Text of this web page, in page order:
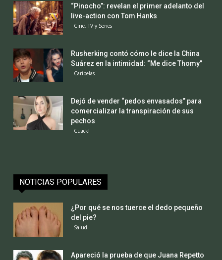
“Pinocho”: revelan el primer adelanto del
live-action con Tom Hanks
Cine, TV y Series
Rusherking contó cómo le dice la China
Suárez en la intimidad: “Me dice Thomy”
Caripelas
Dejó de vender “pedos envasados” para
comercializar la transpiración de sus
pechos
Cuack!
NOTICIAS POPULARES
¿Por qué se nos tuerce el dedo pequeño
del pie?
Salud
Apareció la prueba de que Juana Repetto